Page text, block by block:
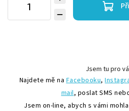
Jsem tu pro
Najdete mě naFacebooku,
mail, poslat SMS
Jsem on-line, abych s vámi